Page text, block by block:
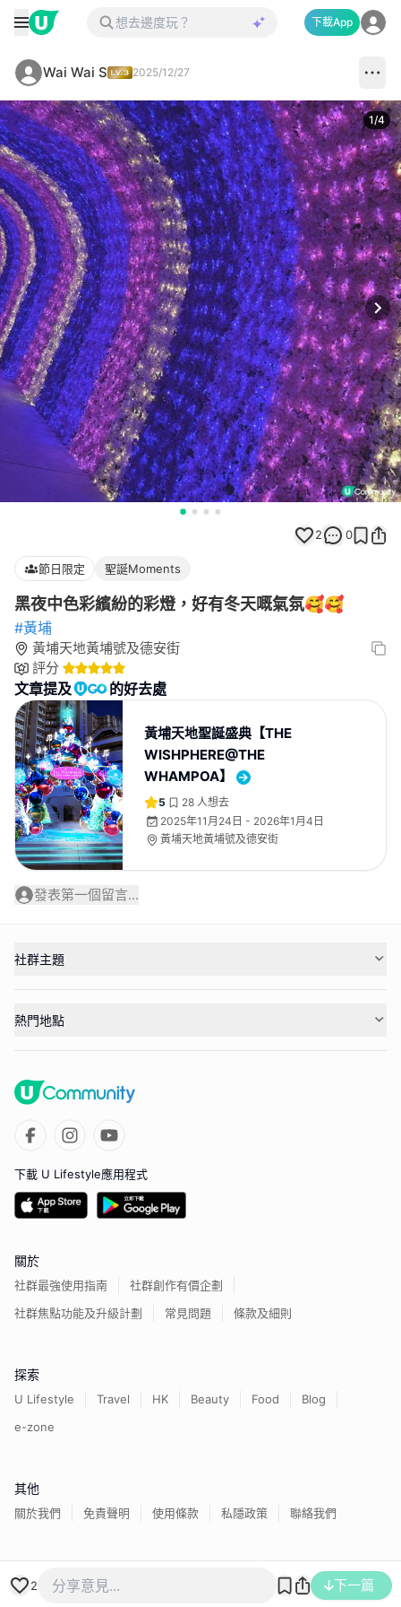
下載App
Wai Wai S 2025/12/27
1/4
2 0
節日限定 聖誕Moments
黑夜中色彩繽紛的彩燈，好有冬天嘅氣氛🥰🥰
#黃埔
黃埔天地黃埔號及德安街
評分
文章提及 的好去處
黃埔天地聖誕盛典【THE
WISHPHERE@THE
WHAMPOA】
5 28 人想去
2025年11月24日 - 2026年1月4日
黃埔天地黃埔號及德安街
發表第一個留言...
2 下一篇
社群主題
熱門地點
下載 U Lifestyle應用程式
關於
社群最強使用指南
社群創作有價企劃
社群焦點功能及升級計劃
常見問題 條款及細則
探索
U Lifestyle Travel HK Beauty Food
Blog
e-zone
其他
關於我們 免責聲明 使用條款 私隱政策 聯絡我們
香港經濟日報版權所有©